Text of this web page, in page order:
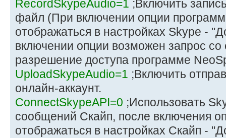
RecordSkypeAudio=1 ;Включить
файл (При включении опции
отображаться в настройках Skype -
включении опции возможен запрос
разрешение доступа программе
UploadSkypeAudio=1 ;Включить
онлайн-аккаунт.
ConnectSkypeAPI=0 ;Использовать
сообщений Скайп, после включения
отображаться в настройках Скайп -